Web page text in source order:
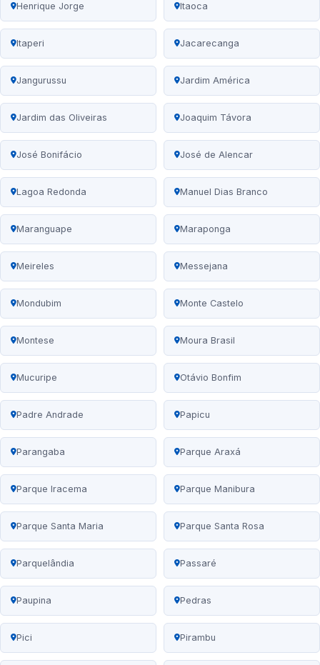
Henrique Jorge Itaoca
Itaperi Jacarecanga
Jangurussu Jardim América
Jardim das Oliveiras Joaquim Távora
José Bonifácio José de Alencar
Lagoa Redonda Manuel Dias Branco
Maranguape Maraponga
Meireles Messejana
Mondubim Monte Castelo
Montese Moura Brasil
Mucuripe Otávio Bonfim
Padre Andrade Papicu
Parangaba Parque Araxá
Parque Iracema Parque Manibura
Parque Santa Maria Parque Santa Rosa
Parquelândia Passaré
Paupina Pedras
Pici Pirambu